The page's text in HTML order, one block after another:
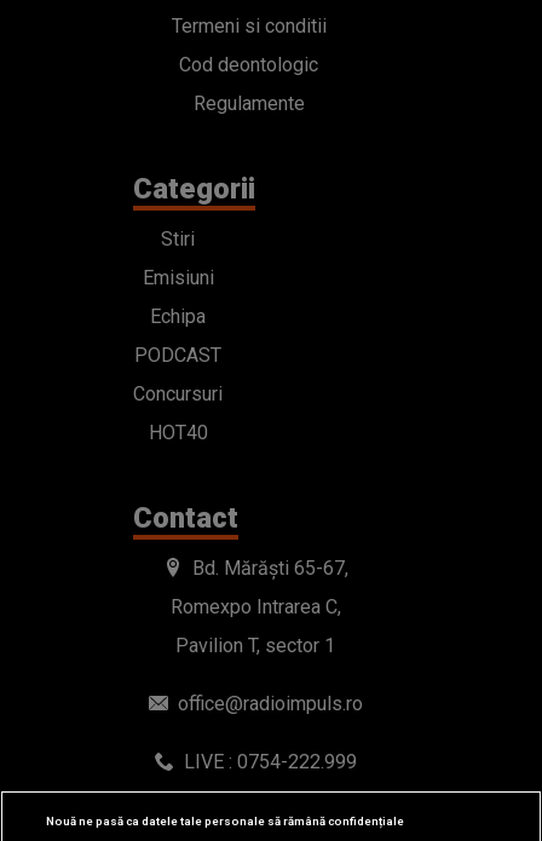
Termeni si conditii
Cod deontologic
Regulamente
Categorii
Stiri
Emisiuni
Echipa
PODCAST
Concursuri
HOT40
Contact
Bd. Mărăști 65-67,
Romexpo Intrarea C,
Pavilion T, sector 1
office@radioimpuls.ro
LIVE : 0754-222.999
WhatsApp: 0754-222.999
Nouă ne pasă ca datele tale personale să rămână confidențiale